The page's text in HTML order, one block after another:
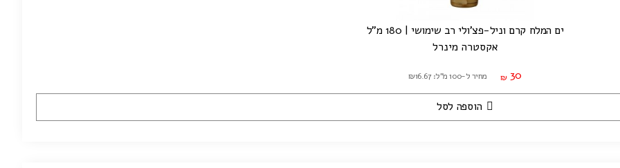
ים המלח קרם וניל-פצ'ולי רב שימושי | 180 מ"ל
אקסטרה מינרל
₪ 30 מחיר ל-100 מ"ל: ₪16.67
הוספה לסל